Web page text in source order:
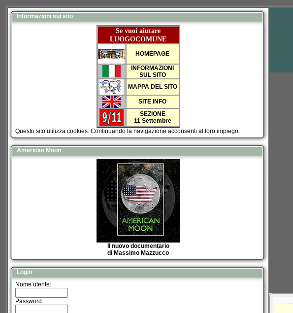
Informazioni sul sito
Se vuoi aiutare
LUOGOCOMUNE
HOMEPAGE
INFORMAZIONI
SUL SITO
MAPPA DEL SITO
SITE INFO
SEZIONE
11 Settembre
Questo sito utilizza cookies. Continuando la navigazione acconsenti al loro impiego.
American Moon
Il nuovo documentario
di Massimo Mazzucco
Login
Nome utente:
Password: